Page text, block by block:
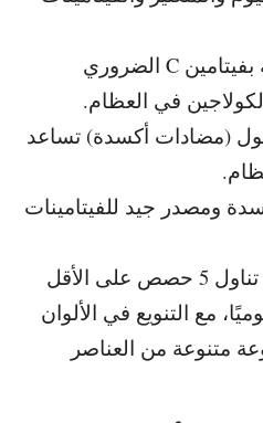
غنية بفيتامين C الضروري
في العظام.
(مضادات أكسدة) تساعد
ومصدر جيد للفيتامينات
حاولي تشجيع طفلك على تناول 5 حصص على الأقل
مع التنويع في الألوان
متنوعة من العناصر